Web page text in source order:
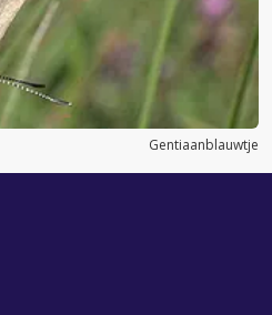
Gentiaanblauwtje